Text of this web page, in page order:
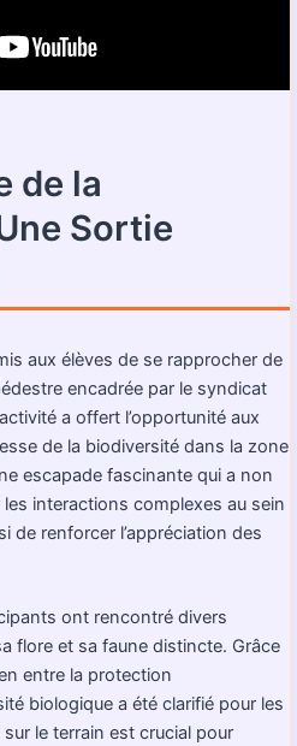
de la
Sortie
aux élèves de se rapprocher de
encadrée par le syndicat
a offert l’opportunité aux
de la biodiversité dans la zone
escapade fascinante qui a non
les interactions complexes au sein
de renforcer l’appréciation des
ont rencontré divers
flore et sa faune distincte. Grâce
entre la protection
biologique a été clarifié pour les
le terrain est crucial pour